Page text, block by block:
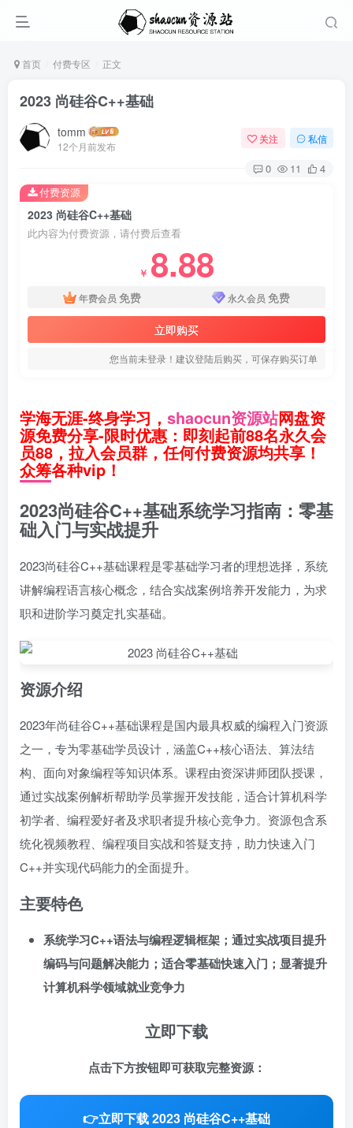
首页 付费专区 正文
2023 尚硅谷C++基础
tomm
12个月前发布
关注 私信
0 11 4
2023 尚硅谷C++基础
此内容为付费资源，请付费后查看
￥ 8.88
年费会员 免费 永久会员 免费
立即购买
您当前未登录！建议登陆后购买，可保存购买订单
付费资源
学海无涯-终身学习， shaocun资源站网盘资
源免费分享-限时优惠：即刻起前88名永久会
员88，拉入会员群，任何付费资源均共享！
众筹各种vip！
2023尚硅谷C++基础系统学习指南：零基
础入门与实战提升
2023尚硅谷C++基础课程是零基础学习者的理想选择，系统
讲解编程语言核心概念，结合实战案例培养开发能力，为求
职和进阶学习奠定扎实基础。
资源介绍
2023年尚硅谷C++基础课程是国内最具权威的编程入门资源
之一，专为零基础学员设计，涵盖C++核心语法、算法结
构、面向对象编程等知识体系。课程由资深讲师团队授课，
通过实战案例解析帮助学员掌握开发技能，适合计算机科学
初学者、编程爱好者及求职者提升核心竞争力。资源包含系
统化视频教程、编程项目实战和答疑支持，助力快速入门
C++并实现代码能力的全面提升。
主要特色
系统学习C++语法与编程逻辑框架；通过实战项目提升
编码与问题解决能力；适合零基础快速入门；显著提升
计算机科学领域就业竞争力
立即下载
点击下方按钮即可获取完整资源：
👉立即下载 2023 尚硅谷C++基础